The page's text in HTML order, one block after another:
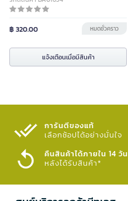
฿ 320.00 หมดชั่วคราว
แจ้งเตือนเมื่อมีสินค้า
การันตีของแท้
เลือกช้อปได้อย่างมั่นใจ​
คืนสินค้าได้ภายใน 14 วัน
หลังได้รับสินค้า*